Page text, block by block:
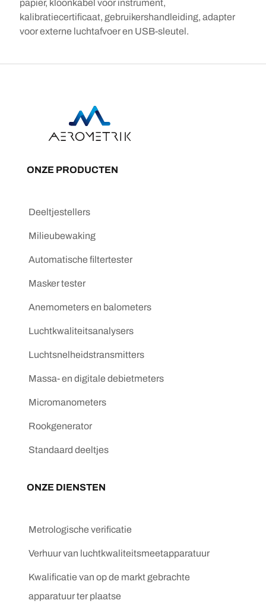
papier, kloonkabel voor instrument,
kalibratiecertificaat, gebruikershandleiding, adapter
voor externe luchtafvoer en USB-sleutel.
ONZE PRODUCTEN
Deeltjestellers
Milieubewaking
Automatische filtertester
Masker tester
Anemometers en balometers
Luchtkwaliteitsanalysers
Luchtsnelheidstransmitters
Massa- en digitale debietmeters
Micromanometers
Rookgenerator
Standaard deeltjes
ONZE DIENSTEN
Metrologische verificatie
Verhuur van luchtkwaliteitsmeetapparatuur
Kwalificatie van op de markt gebrachte
apparatuur ter plaatse